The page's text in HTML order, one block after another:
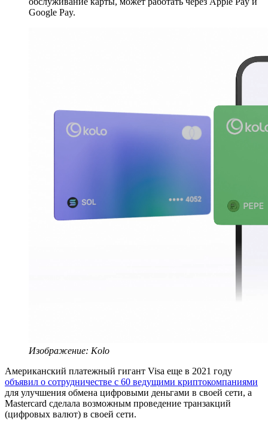
Google Pay.
Изображение: Kolo
Американский платежный гигант Visa еще в 2021 году
объявил о сотрудничестве с 60 ведущими криптокомпаниями
для улучшения обмена цифровыми деньгами в своей сети, а
Mastercard сделала возможным проведение транзакций
(цифровых валют) в своей сети.